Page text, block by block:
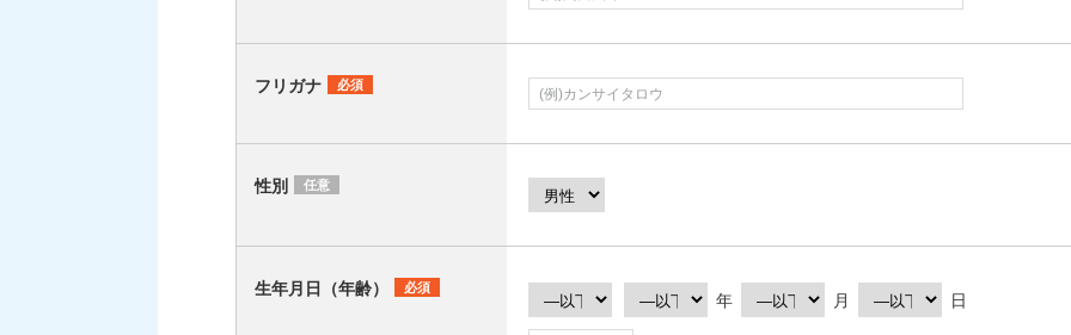
フリガナ 必須
性別 任意
生年月日（年齢） 必須
年 月 日